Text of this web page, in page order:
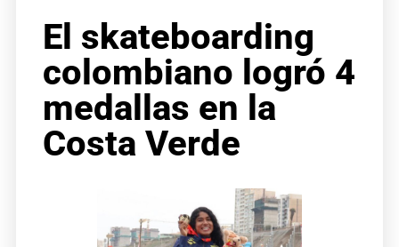
El skateboarding
colombiano logró 4
medallas en la
Costa Verde